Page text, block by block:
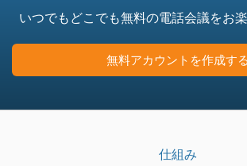
いつでもどこでも無料の電話会議をお楽
無料アカウントを作成する
仕組み